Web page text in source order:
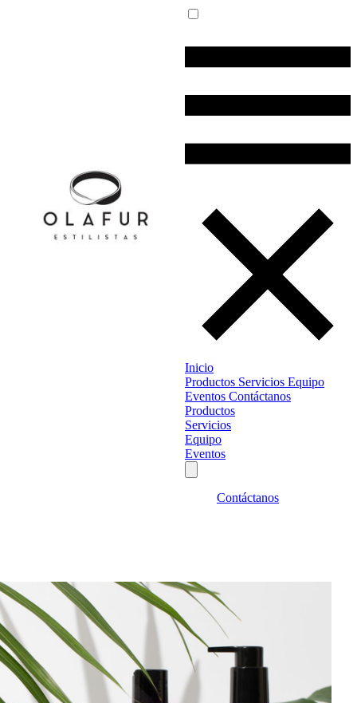
Inicio
Productos Servicios Equipo
Eventos Contáctanos
Productos
Servicios
Equipo
Eventos
Contáctanos